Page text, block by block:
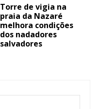
Torre de vigia na
praia da Nazaré
melhora condições
dos nadadores
salvadores